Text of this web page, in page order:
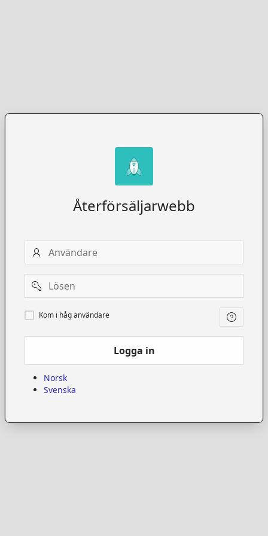
Återförsäljarwebb
Användare
Password
Kom
i
Kom i håg användare
Logga in
Norsk
Svenska